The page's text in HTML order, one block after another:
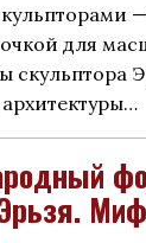
—
для
скульптора